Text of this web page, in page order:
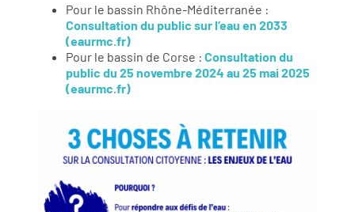
Pour le bassin Rhône-Méditerranée :
Consultation du public sur l’eau en 2033
(eaurmc.fr)
Pour le bassin de Corse : Consultation du
public du 25 novembre 2024 au 25 mai 2025
(eaurmc.fr)